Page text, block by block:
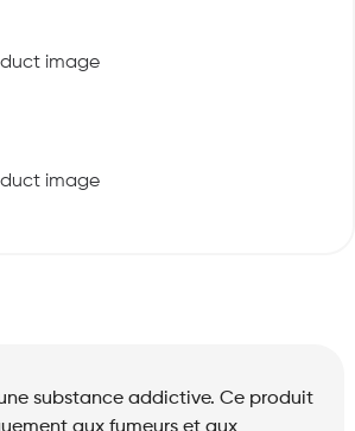
substance addictive. Ce produit